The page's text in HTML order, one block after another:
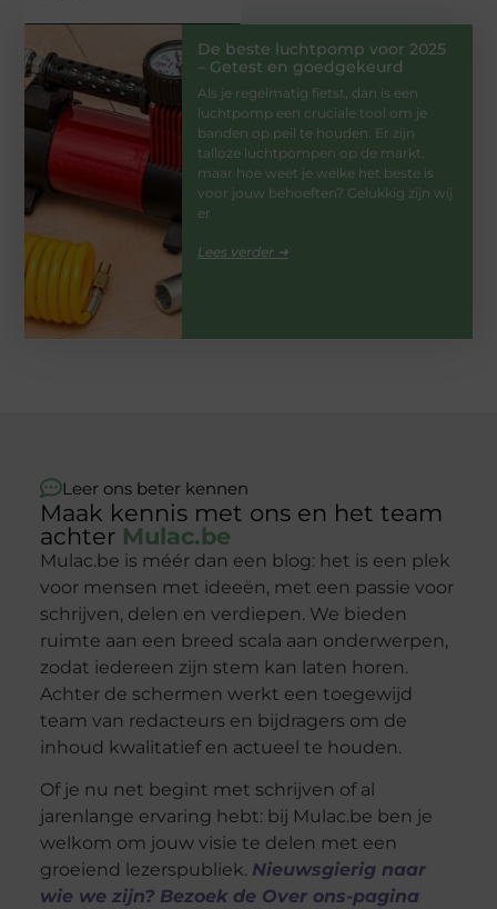
De beste luchtpomp voor 2025
– Getest en goedgekeurd
Als je regelmatig fietst, dan is een
luchtpomp een cruciale tool om je
banden op peil te houden. Er zijn
talloze luchtpompen op de markt,
maar hoe weet je welke het beste is
voor jouw behoeften? Gelukkig zijn wij
er
Lees verder ➜
Leer ons beter kennen
Maak kennis met ons en het team
achter Mulac.be
Mulac.be is méér dan een blog: het is een plek
voor mensen met ideeën, met een passie voor
schrijven, delen en verdiepen. We bieden
ruimte aan een breed scala aan onderwerpen,
zodat iedereen zijn stem kan laten horen.
Achter de schermen werkt een toegewijd
team van redacteurs en bijdragers om de
inhoud kwalitatief en actueel te houden.
Of je nu net begint met schrijven of al
jarenlange ervaring hebt: bij Mulac.be ben je
welkom om jouw visie te delen met een
groeiend lezerspubliek. Nieuwsgierig naar
wie we zijn? Bezoek de Over ons-pagina